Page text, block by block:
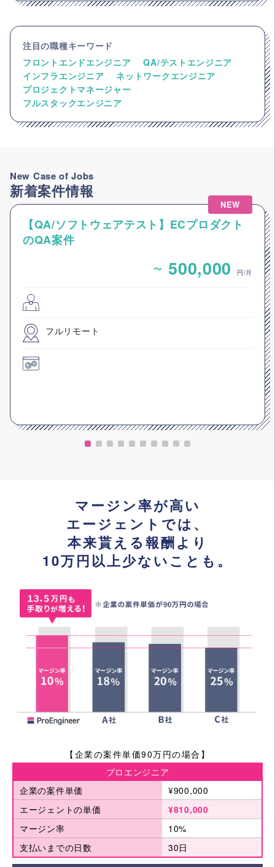
注目の職種キーワード
フロントエンドエンジニア
QA/テストエンジニア
インフラエンジニア
ネットワークエンジニア
プロジェクトマネージャー
フルスタックエンジニア
New Case of Jobs
新着案件情報
NEW
【QA/ソフトウェアテスト】ECプロダクト
のQA案件
~ 500,000 円/月
フルリモート
マージン率が高い
エージェントでは、
本来貰える報酬より
10万円以上少ないことも。
【企業の案件単価90万円の場合】
プロエンジニア
企業の案件単価
¥900,000
エージェントの単価
¥810,000
マージン率
10%
支払いまでの日数
30日